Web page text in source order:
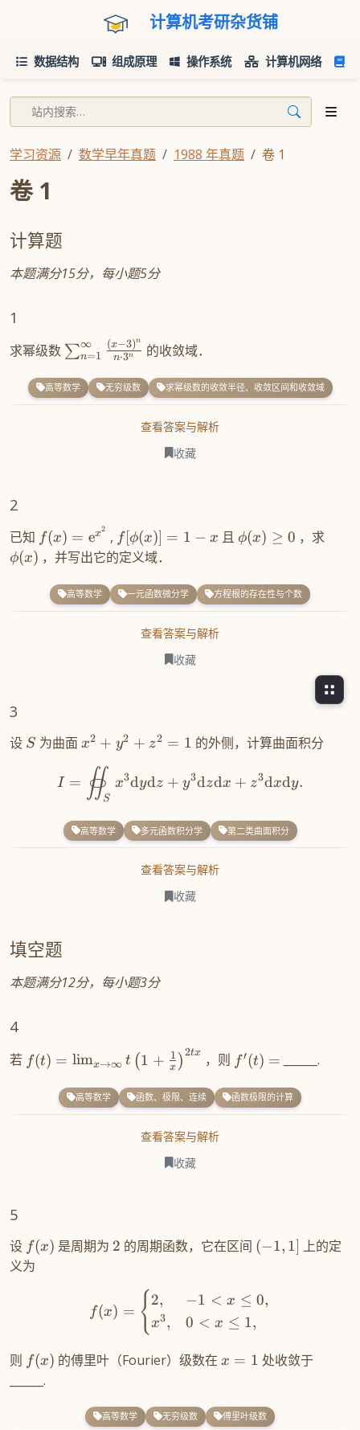
计算机考研杂货铺
数据结构 组成原理 操作系统 计算机网络
学习资源 数学早年真题 1988 年真题 卷 1
卷 1
计算题
本题满分15分，每小题5分
1
求幂级数 ∑n=1
∞
n⋅3n
(x−3)n
的收敛域．
高等数学 无穷级数 求幂级数的收敛半径、收敛区间和收敛域
查看答案与解析
收藏
2
已知 f(x) = ex2 , f[ϕ(x)] = 1 − x 且ϕ(x) ≥ 0 ，求
ϕ(x) ，并写出它的定义域．
高等数学 一元函数微分学 方程根的存在性与个数
查看答案与解析
收藏
3
设 S 为曲面x2 + y2 + z2 = 1 的外侧，计算曲面积分
I = ∬S
x3dydz + y3dzdx + z3dxdy.
高等数学 多元函数积分学 第二类曲面积分
查看答案与解析
收藏
填空题
本题满分12分，每小题3分
4
若 f(t) = limx→∞ t (1 + x
1 )2tx ，则 f′(t) = ______.
高等数学 函数、极限、连续 函数极限的计算
查看答案与解析
收藏
5
设 f(x) 是周期为 2 的周期函数，它在区间 (−1, 1] 上的定
义为
f(x) = { 2,
x3,
−1 < x ≤ 0,
0 < x ≤ 1,
则 f(x) 的傅里叶（Fourier）级数在x = 1 处收敛于
______.
高等数学 无穷级数 傅里叶级数